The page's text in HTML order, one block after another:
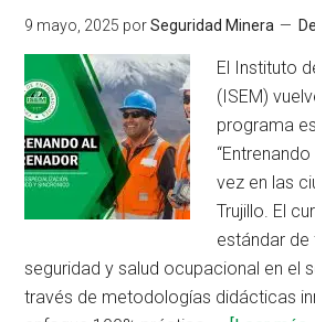
9 mayo, 2025 porSeguridad Minera
El Instituto
(ISEM)
programa
vez en las
Trujillo. El
estándar
seguridad y salud ocupacional en el
través de metodologías didácticas